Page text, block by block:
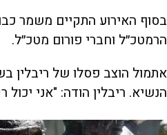
‏בסוף האירוע התקיים משמר
הרמטכ״ל וחברי פורום מטכ״ל.
אתמול הוצב פסלו של ריבלין
הנשיא. ריבלין הודה: "אני יכול